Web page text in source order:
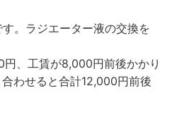
。ラジエーター液の交換を
、工賃が8,000円前後かかり
わせると合計12,000円前後